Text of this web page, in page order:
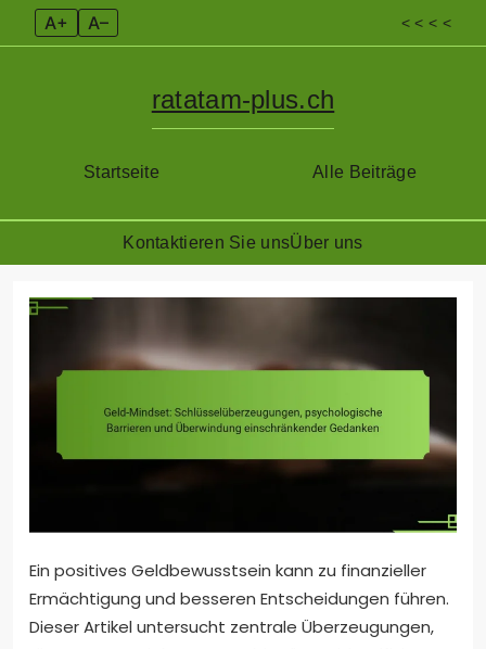
A+ A– < < < <
Startseite
ratatam-plus.ch
Alle Beiträge
Kontaktieren Sie unsÜber uns
Ein positives Geldbewusstsein kann zu finanzieller
Ermächtigung und besseren Entscheidungen führen.
Dieser Artikel untersucht zentrale Überzeugungen,